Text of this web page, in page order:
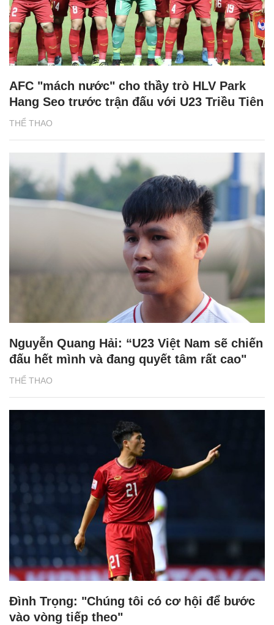
THỂ THAO
AFC "mách nước" cho thầy trò HLV Park
Hang Seo trước trận đấu với U23 Triều Tiên
THỂ THAO
Nguyễn Quang Hải: “U23 Việt Nam sẽ chiến
đấu hết mình và đang quyết tâm rất cao"
Đình Trọng: "Chúng tôi có cơ hội để bước
vào vòng tiếp theo"